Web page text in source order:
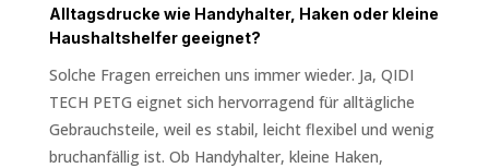
Alltagsdrucke wie Handyhalter, Haken oder kleine
Haushaltshelfer geeignet?
Solche Fragen erreichen uns immer wieder. Ja, QIDI
TECH PETG eignet sich hervorragend für alltägliche
Gebrauchsteile, weil es stabil, leicht flexibel und wenig
bruchanfällig ist. Ob Handyhalter, kleine Haken,